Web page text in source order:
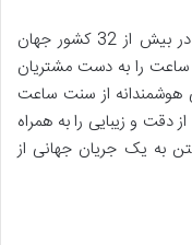
با گذر سال ها، تایتان نه تنها در هند، بلکه در بیش از 32 کشور جهان
کرد و بیش از 150 میلیون ساعت را به دست مشتریان
هوشمندانه از سنت ساعت
و زیبایی را به همراه
به یک جریان جهانی از